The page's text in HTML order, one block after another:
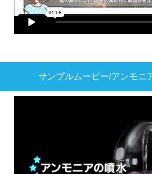
サンプルムービー/アンモニ